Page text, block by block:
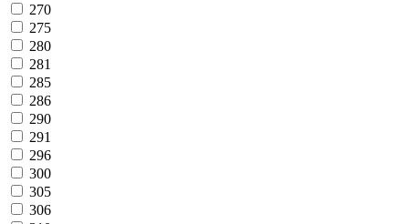
270
275
280
281
285
286
290
291
296
300
305
306